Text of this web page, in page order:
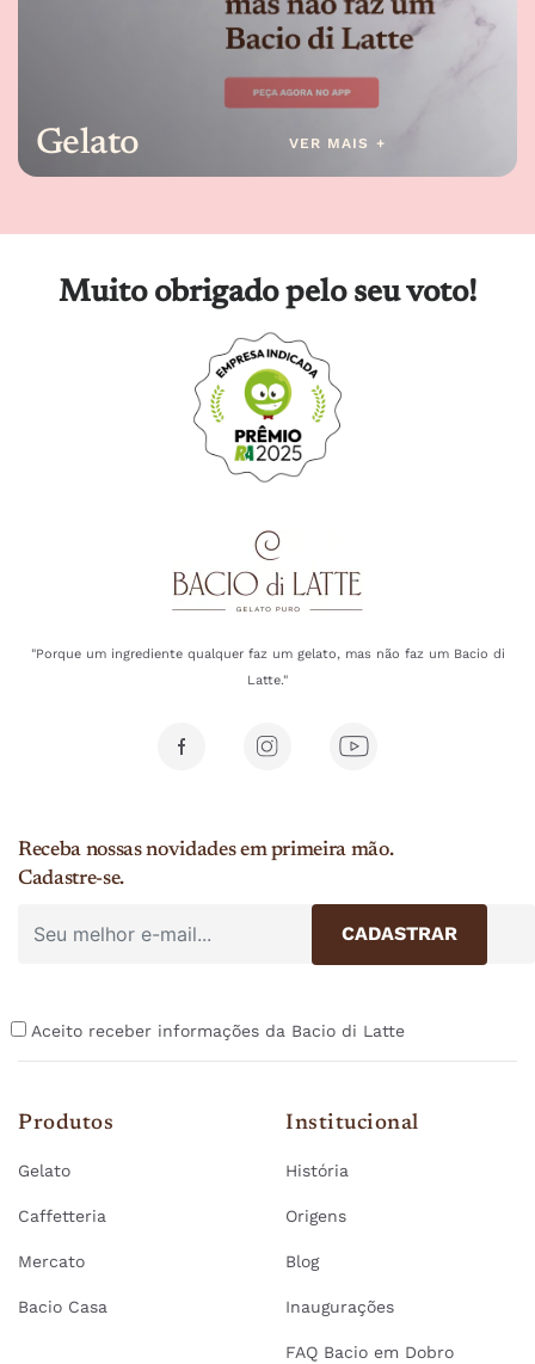
Gelato VER MAIS +
Muito obrigado pelo seu voto!
"Porque um ingrediente qualquer faz um gelato, mas não faz um Bacio di
Latte."
Receba nossas novidades em primeira mão.
Cadastre-se.
Aceito receber informações da Bacio di Latte
Produtos
Gelato
Caffetteria
Mercato
Bacio Casa
Institucional
História
Origens
Blog
Inaugurações
FAQ Bacio em Dobro